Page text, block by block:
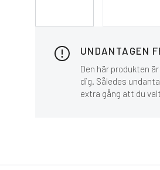
UNDANTAGEN
Den här produkten
dig. Således
extra gång att du